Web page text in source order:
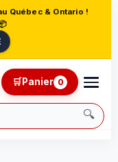
Québec & Ontario !
🔍
🛒Panier 0